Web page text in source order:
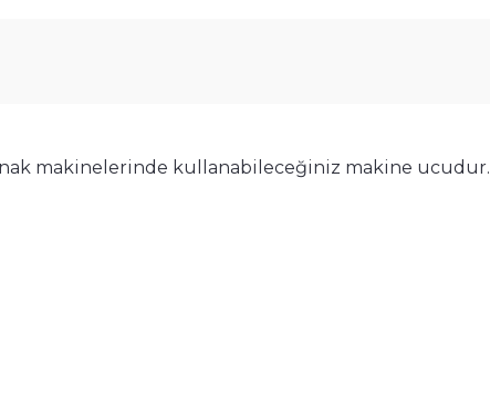
makinelerinde kullanabileceğiniz makine ucudur.